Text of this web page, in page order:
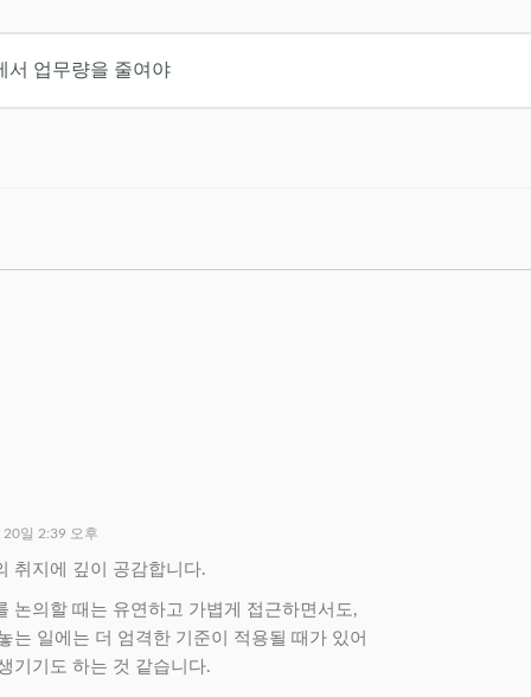
서 업무량을 줄여야
일 2:39 오후
취지에 깊이 공감합니다.
논의할 때는 유연하고 가볍게 접근하면서도,
는 일에는 더 엄격한 기준이 적용될 때가 있어
기기도 하는 것 같습니다.